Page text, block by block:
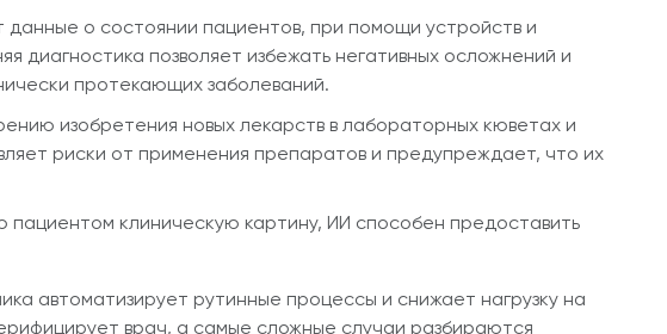
о состоянии пациентов, при помощи устройств и
диагностика позволяет избежать негативных осложнений и
протекающих заболеваний.
изобретения новых лекарств в лабораторных кюветахи
риски от применения препаратов и предупреждает, что их
пациентом клиническую картину, ИИ способен предоставить
автоматизирует рутинные процессы и снижает нагрузку на
врач, а самые сложные случаи разбираются